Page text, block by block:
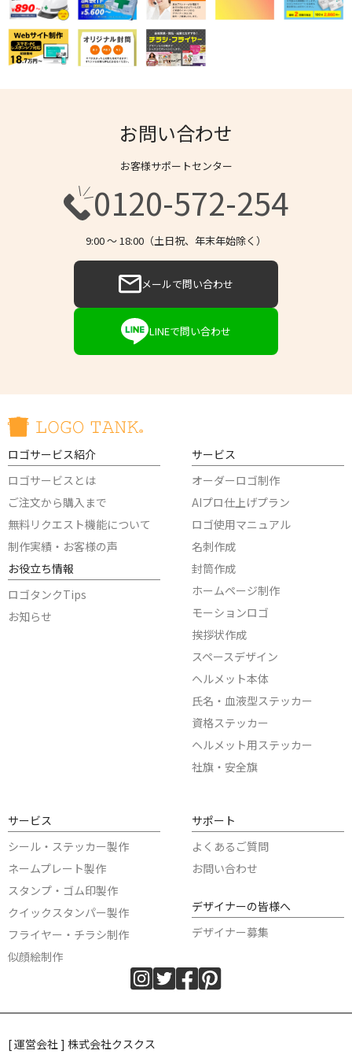
お問い合わせ
お客様サポートセンター
0120-572-254
9:00 〜 18:00（土日祝、年末年始除く）
メールで問い合わせ
LINEで問い合わせ
ロゴサービス紹介
ロゴサービスとは
ご注文から購入まで
無料リクエスト機能について
制作実績・お客様の声
お役立ち情報
ロゴタンクTips
お知らせ
サービス
オーダーロゴ制作
AIプロ仕上げプラン
ロゴ使用マニュアル
名刺作成
封筒作成
ホームページ制作
モーションロゴ
挨拶状作成
スペースデザイン
ヘルメット本体
氏名・血液型ステッカー
資格ステッカー
ヘルメット用ステッカー
社旗・安全旗
サービス
シール・ステッカー製作
ネームプレート製作
スタンプ・ゴム印製作
クイックスタンパー製作
フライヤー・チラシ制作
似顔絵制作
サポート
よくあるご質問
お問い合わせ
デザイナーの皆様へ
デザイナー募集
[ 運営会社 ] 株式会社クスクス